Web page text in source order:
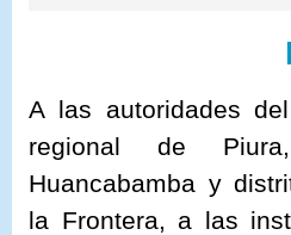
A las autoridades
regional de
Huancabamba y
la Frontera, a las